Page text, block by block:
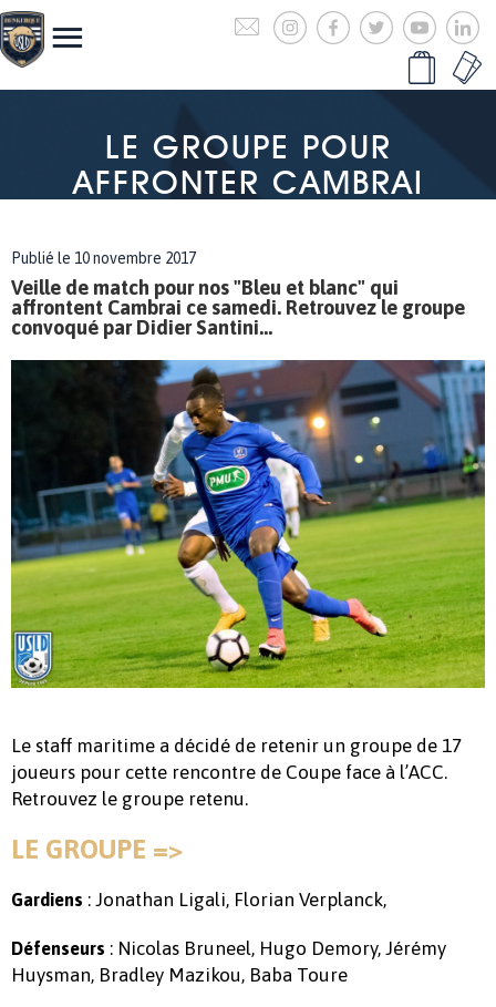
LE GROUPE POUR
AFFRONTER CAMBRAI
Publié le 10 novembre 2017
Veille de match pour nos "Bleu et blanc" qui
affrontent Cambrai ce samedi. Retrouvez le groupe
convoqué par Didier Santini...
Le staff maritime a décidé de retenir un groupe de 17
joueurs pour cette rencontre de Coupe face à l’ACC.
Retrouvez le groupe retenu.
LE GROUPE =>
Gardiens : Jonathan Ligali, Florian Verplanck,
Défenseurs : Nicolas Bruneel, Hugo Demory, Jérémy
Huysman, Bradley Mazikou, Baba Toure